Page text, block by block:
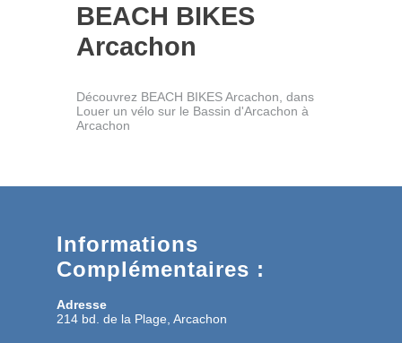
BEACH BIKES
Arcachon
Découvrez BEACH BIKES Arcachon, dans
Louer un vélo sur le Bassin d'Arcachon à
Arcachon
Informations
Complémentaires :
Adresse
214 bd. de la Plage, Arcachon